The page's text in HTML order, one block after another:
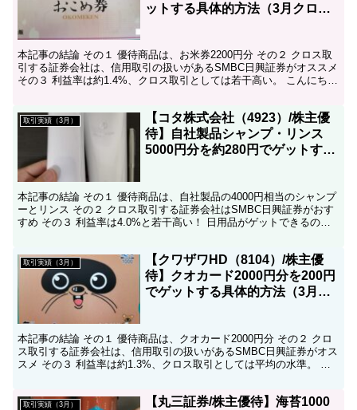
ットする具体的方法（3月クロス
本記事の結論 その１ 優待商品は、お米券2200円分 その２ クロス取
引する証券会社は、信用取引の扱いがあるSMBC日興証券がオススメ
その３ 利益率は約1.4%、クロス取引としては若干高い。 こんにち
取引実績（3月）
【コタ株式会社（4923）/株主優
待】自社製品シャンプ・リンス
5000円分を約280円でゲットする
本記事の結論 その１ 優待商品は、自社製品の4000円相当のシャンプ
ーとリンス その２ クロス取引する証券会社はSMBC日興証券がおす
すめ その３ 利益率は4.0%と若干高い！ 日用品がゲットできるの
取引実績（3月）
【クワザワHD（8104）/株主優
待】クオカード2000円分を200円
でゲットする具体的方法（3月ク
本記事の結論 その１ 優待商品は、クオカード2000円分 その２ クロ
ス取引する証券会社は、信用取引の扱いがあるSMBC日興証券がオス
スメ その３ 利益率は約1.3%、クロス取引としては平均の水準。 そ
取引実績（3月）
【丸三証券/株主優待】海苔1000